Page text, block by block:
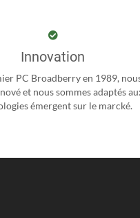
Innovation
PC Broadberry en 1989,
et nous sommes adaptés
émergent sur le marcké.